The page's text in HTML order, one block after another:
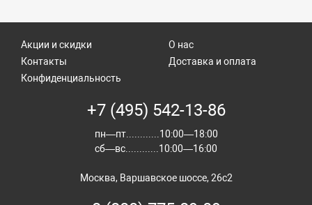
Акции и скидки
Контакты
О нас
Доставка и оплата
Конфиденциальность
+7 (495) 542-13-86
пн—пт............10:00—18:00
сб—вс............10:00—16:00
Москва, Варшавское шоссе, 26с2